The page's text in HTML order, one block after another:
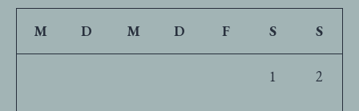
M D M D F S S
1 2